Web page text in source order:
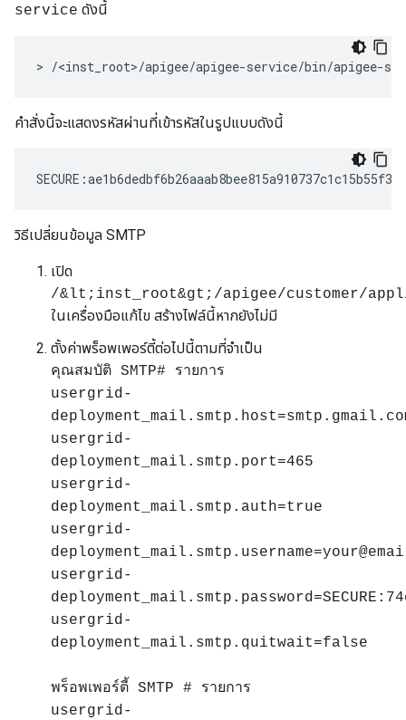
service ดังนี้
> /<inst_root>/apigee/apigee-service/bin/apigee-
คำสั่งนี้จะแสดงรหัสผ่านที่เข้ารหัสในรูปแบบดังนี้
วิธีเปลี่ยนข้อมูล SMTP
เปิด
/&lt;inst_root&gt;/apigee/customer/
ในเครื่องมือแก้ไข สร้างไฟล์นี้หากยังไม่มี
ตั้งค่าพร็อพเพอร์ตี้ต่อไปนี้ตามที่จำเป็น
คุณสมบัติ SMTP# รายการ
usergrid-
usergrid-
deployment_mail.smtp.port=465
usergrid-
deployment_mail.smtp.auth=true
usergrid-
usergrid-
usergrid-
deployment_mail.smtp.quitwait=false
พร็อพเพอร์ตี้ SMTP # รายการ
usergrid-